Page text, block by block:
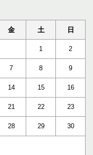
金 土 日
1 2
7 8 9
14 15 16
21 22 23
28 29 30